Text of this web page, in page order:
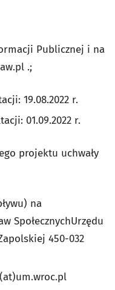
Publicznej i na
.;
19.08.2022 r.
01.09.2022 r.
projektu uchwały
na
SpołecznychUrzędu
450-032